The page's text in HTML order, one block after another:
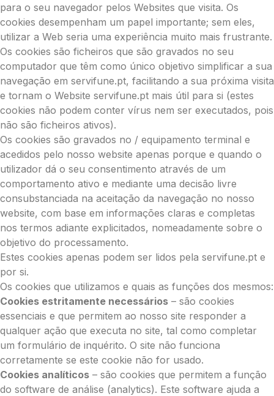
para o seu navegador pelos Websites que visita. Os
cookies desempenham um papel importante; sem eles,
utilizar a Web seria uma experiência muito mais frustrante.
Os cookies são ficheiros que são gravados no seu
computador que têm como único objetivo simplificar a sua
navegação em servifune.pt, facilitando a sua próxima visita
e tornam o Website servifune.pt mais útil para si (estes
cookies não podem conter vírus nem ser executados, pois
não são ficheiros ativos).
Os cookies são gravados no / equipamento terminal e
acedidos pelo nosso website apenas porque e quando o
utilizador dá o seu consentimento através de um
comportamento ativo e mediante uma decisão livre
consubstanciada na aceitação da navegação no nosso
website, com base em informações claras e completas
nos termos adiante explicitados, nomeadamente sobre o
objetivo do processamento.
Estes cookies apenas podem ser lidos pela servifune.pt e
por si.
Os cookies que utilizamos e quais as funções dos mesmos:
Cookies estritamente necessários – são cookies
essenciais e que permitem ao nosso site responder a
qualquer ação que executa no site, tal como completar
um formulário de inquérito. O site não funciona
corretamente se este cookie não for usado.
Cookies analíticos – são cookies que permitem a função
do software de análise (analytics). Este software ajuda a